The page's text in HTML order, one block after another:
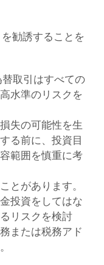
勧誘することを
取引はすべての
水準のリスクを
失の可能性を生
る前に、投資目
範囲を慎重に考
とがあります。
投資をしてはな
リスクを検討
または税務アド